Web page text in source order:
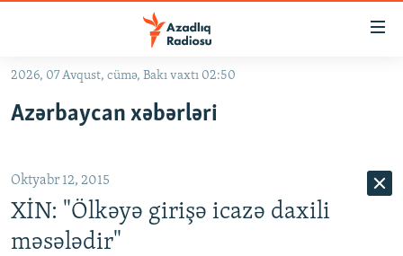
Əsas
qayıt
qayıt
Axtarışa
#ƏSLINDƏ
2026, 07 Avqust, cümə, Bakı vaxtı 02:50
Azərbaycan xəbərləri
Oktyabr 12, 2015
XİN: "Ölkəyə girişə icazə daxili
məsələdir"